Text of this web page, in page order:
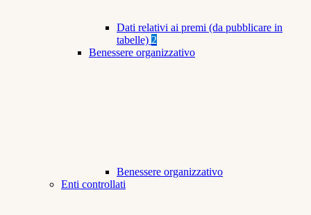
Dati relativi ai premi (da pubblicare in
tabelle) 2
Benessere organizzativo
Benessere organizzativo
Enti controllati